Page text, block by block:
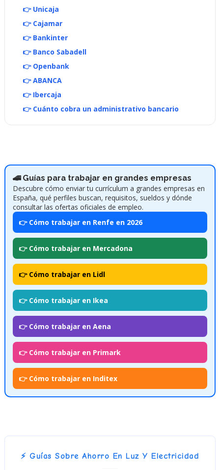
👉 Unicaja
👉 Cajamar
👉 Bankinter
👉 Banco Sabadell
👉 Openbank
👉 ABANCA
👉 Ibercaja
👉 Cuánto cobra un administrativo bancario
🚄 Guías para trabajar en grandes empresas
Descubre cómo enviar tu currículum a grandes empresas en
España, qué perfiles buscan, requisitos, sueldos y dónde
consultar las ofertas oficiales de empleo.
👉 Cómo trabajar en Renfe en 2026
👉 Cómo trabajar en Mercadona
👉 Cómo trabajar en Lidl
👉 Cómo trabajar en Ikea
👉 Cómo trabajar en Aena
👉 Cómo trabajar en Primark
👉 Cómo trabajar en Inditex
⚡ Guías Sobre Ahorro En Luz Y Electricidad